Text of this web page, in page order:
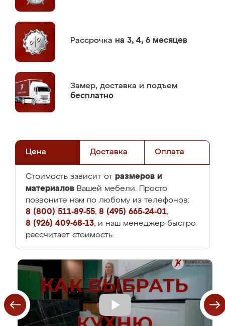
Рассрочка на 3, 4, 6 месяцев
Замер, доставка и подъем
бесплатно
Цена Доставка Оплата
Стоимость зависит от размеров и
материалов Вашей мебели. Просто
позвоните нам по любому из телефонов:
8 (800) 511-89-55, 8 (495) 665-24-01,
8 (926) 409-68-13, и наш менеджер быстро
рассчитает стоимость.